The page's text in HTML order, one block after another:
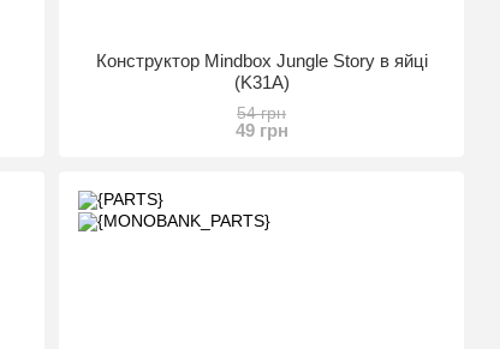
Конструктор Mindbox Jungle Story в яйці
(K31A)
54 грн
49 грн